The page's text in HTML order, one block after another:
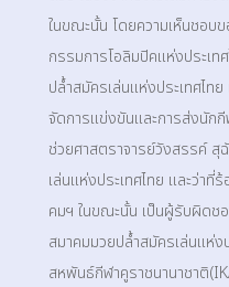
ในขณะนั้น โดยความเห็นชอบ
กรรมการโอลิมปิคแห่งประเ
ปล้ำสมัครเล่นแห่งประเทศไท
จัดการแข่งขันและการส่งนัก
ช่วยศาสตราจารย์วังสรรค์
เล่นแห่งประเทศไทย และว่า
คมฯ ในขณะนั้น เป็นผู้รับผิด
สมาคมมวยปล้ำสมัครเล่นแห่ง
สหพันธ์กีฬาคูราชนานาชาติ